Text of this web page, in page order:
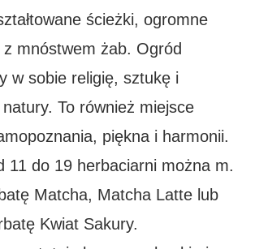
ścieżki, ogromne
z mnóstwem żab. Ogród
w sobie religię, sztukę i
To również miejsce
piękna i harmonii.
11 do 19 herbaciarni można m.
Matcha, Matcha Latte lub
Kwiat Sakury.